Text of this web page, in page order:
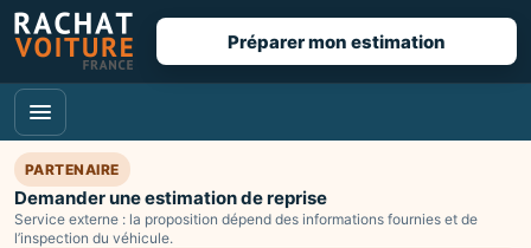
Préparer mon estimation
PARTENAIRE
Demander une estimation de reprise
Service externe : la proposition dépend des informations fournies et de
l’inspection du véhicule.